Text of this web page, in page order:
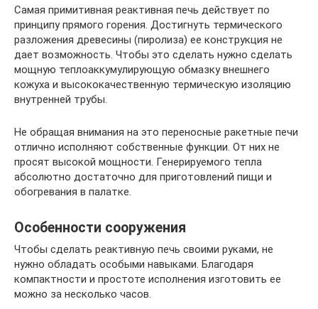
Самая примитивная реактивная печь действует по
принципу прямого горения. Достигнуть термического
разложения древесины (пиролиза) ее конструкция не
дает возможность. Чтобы это сделать нужно сделать
мощную теплоаккумулирующую обмазку внешнего
кожуха и высококачественную термическую изоляцию
внутренней трубы.
Не обращая внимания на это переносные ракетные печи
отлично исполняют собственные функции. От них не
просят высокой мощности. Генерируемого тепла
абсолютно достаточно для приготовлений пищи и
обогревания в палатке.
Особенности сооружения
Чтобы сделать реактивную печь своими руками, не
нужно обладать особыми навыками. Благодаря
компактности и простоте исполнения изготовить ее
можно за несколько часов.